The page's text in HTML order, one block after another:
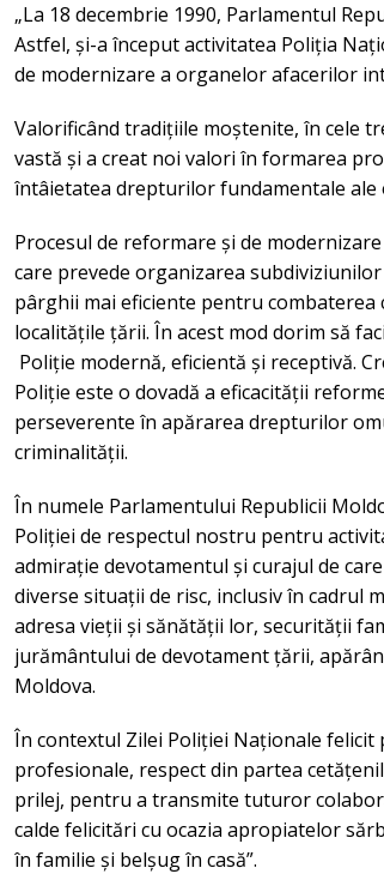
„La 18 decembrie 1990, Parlamentul
Astfel, și-a început activitatea Poliția
de modernizare a organelor afacerilor
Valorificând tradițiile moștenite, în cele
vastă și a creat noi valori în formarea
întâietatea drepturilor fundamentale ale
Procesul de reformare și de
care prevede organizarea
pârghii mai eficiente pentru
localitățile țării. În acest mod dorim să
Poliție modernă, eficientă și receptivă.
Poliție este o dovadă a eficacității
perseverente în apărarea drepturilor
criminalității.
În numele Parlamentului Republicii
Poliției de respectul nostru pentru
admirație devotamentul și curajul de
diverse situații de risc, inclusiv în cadrul
adresa vieții și sănătății lor, securității
jurământului de devotament țării,
Moldova.
În contextul Zilei Poliției Naționale felicit
profesionale, respect din partea
prilej, pentru a transmite tuturor
calde felicitări cu ocazia apropiatelor
în familie și belșug în casă”.